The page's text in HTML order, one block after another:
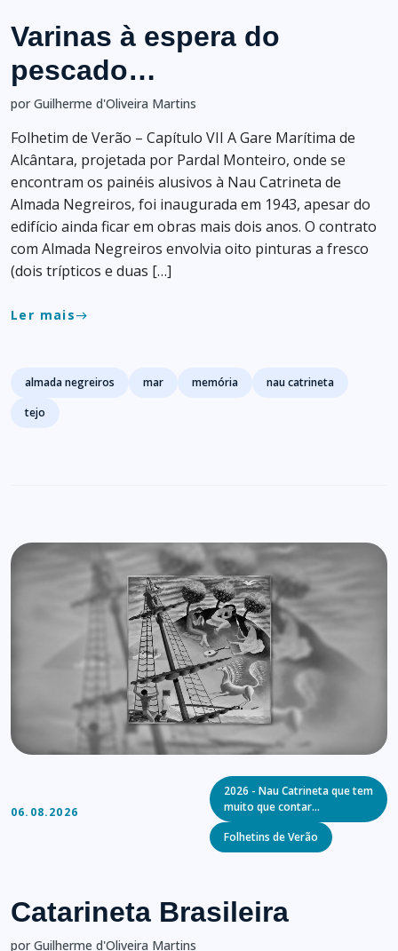
Varinas à espera do
pescado…
por Guilherme d'Oliveira Martins
Folhetim de Verão – Capítulo VII A Gare Marítima de
Alcântara, projetada por Pardal Monteiro, onde se
encontram os painéis alusivos à Nau Catrineta de
Almada Negreiros, foi inaugurada em 1943, apesar do
edifício ainda ficar em obras mais dois anos. O contrato
com Almada Negreiros envolvia oito pinturas a fresco
(dois trípticos e duas […]
Ler maiseast
Tags
almada negreiros mar memória
nau catrineta
tejo
06.08.2026
Categories
2026 - Nau Catrineta que tem
muito que contar…
Folhetins de Verão
Catarineta Brasileira
por Guilherme d'Oliveira Martins